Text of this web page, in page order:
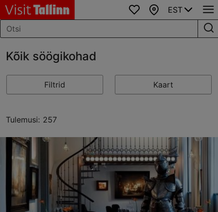
Lemmikud
Kaart
EST
Kõik söögikohad
Filtrid Kaart
Tulemusi: 257